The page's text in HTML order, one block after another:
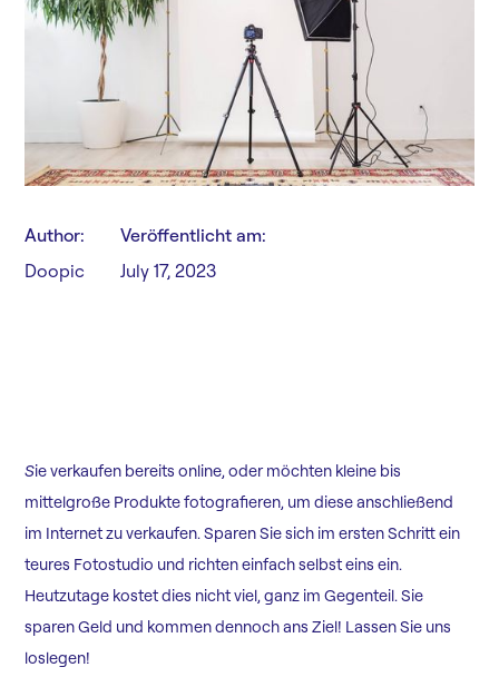
Author:
Doopic
Veröffentlicht am:
July 17, 2023
Sie verkaufen bereits online, oder möchten kleine bis
mittelgroße Produkte fotografieren, um diese anschließend
im Internet zu verkaufen. Sparen Sie sich im ersten Schritt ein
teures Fotostudio und richten einfach selbst eins ein.
Heutzutage kostet dies nicht viel, ganz im Gegenteil. Sie
sparen Geld und kommen dennoch ans Ziel! Lassen Sie uns
loslegen!